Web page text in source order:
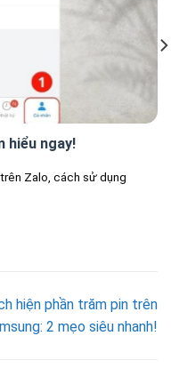
hiểu ngay!
Zalo, cách sử dụng
hiện phần trăm pin trên
2 mẹo siêu nhanh!